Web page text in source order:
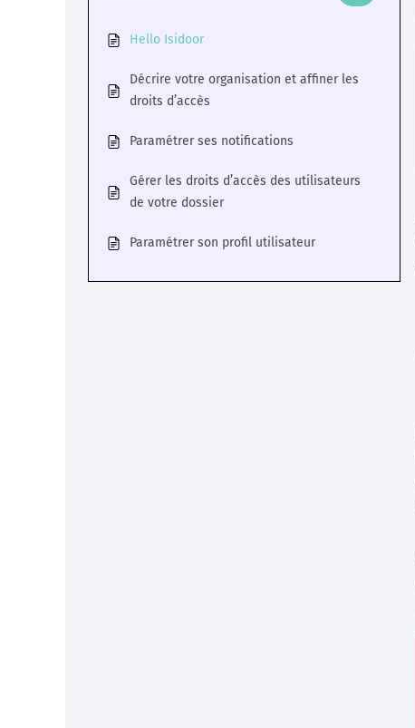
Une veille réglementaire assurée par une équipe
En savoir +
Hello Isidoor
Décrire votre organisation et affiner les
droits d’accès
Paramétrer ses notifications
Gérer les droits d’accès des utilisateurs
de votre dossier
Paramétrer son profil utilisateur